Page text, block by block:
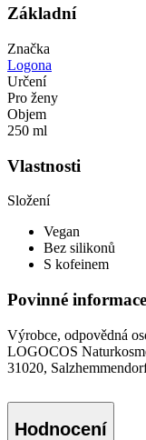
Základní
Značka
Logona
Určení
Pro ženy
Objem
250 ml
Vlastnosti
Složení
Vegan
Bez silikonů
S kofeinem
Povinné informace
Výrobce, odpovědná
LOGOCOS
31020,
Hodnocení